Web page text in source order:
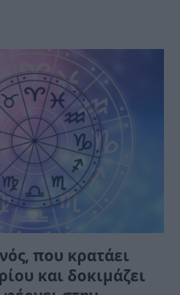
που κρατάει
και δοκιμάζει